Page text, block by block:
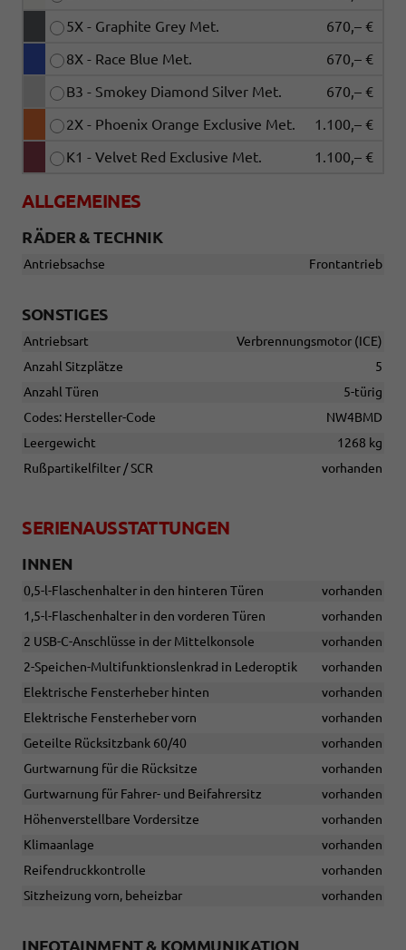
5X - Graphite Grey Met.
670,– €
8X - Race Blue Met.
670,– €
B3 - Smokey Diamond Silver Met.
670,– €
2X - Phoenix Orange Exclusive Met.
1.100,– €
K1 - Velvet Red Exclusive Met.
1.100,– €
ALLGEMEINES
RÄDER & TECHNIK
Antriebsachse Frontantrieb
SONSTIGES
Antriebsart
Verbrennungsmotor (ICE)
Anzahl Sitzplätze
5
Anzahl Türen
5-türig
Codes: Hersteller-Code
NW4BMD
Leergewicht
1268 kg
Rußpartikelfilter / SCR
vorhanden
SERIENAUSSTATTUNGEN
INNEN
0,5-l-Flaschenhalter in den hinteren Türen
vorhanden
1,5-l-Flaschenhalter in den vorderen Türen
vorhanden
2 USB-C-Anschlüsse in der Mittelkonsole
vorhanden
2-Speichen-Multifunktionslenkrad in Lederoptik
vorhanden
Elektrische Fensterheber hinten
vorhanden
Elektrische Fensterheber vorn
vorhanden
Geteilte Rücksitzbank 60/40
vorhanden
Gurtwarnung für die Rücksitze
vorhanden
Gurtwarnung für Fahrer- und Beifahrersitz
vorhanden
Höhenverstellbare Vordersitze
vorhanden
Klimaanlage
vorhanden
Reifendruckkontrolle
vorhanden
Sitzheizung vorn, beheizbar
vorhanden
INFOTAINMENT & KOMMUNIKATION